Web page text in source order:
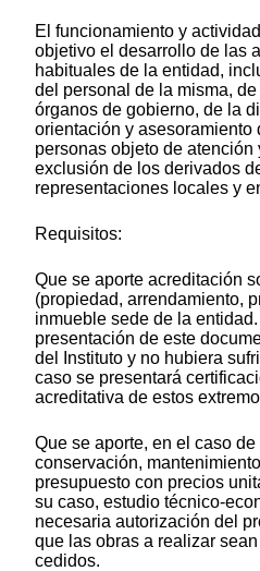
El funcionamiento y
objetivo el desarrollo de las
habituales de la entidad,
del personal de la misma,
órganos de gobierno, de la
orientación y
personas objeto de atención
exclusión de los derivados
representaciones locales y
Requisitos:
Que se aporte acreditación
(propiedad, arrendamiento,
inmueble sede de la
presentación de este
del Instituto y no hubiera
caso se presentará
acreditativa de estos
Que se aporte, en el caso
conservación,
presupuesto con precios
su caso, estudio técnico-
necesaria autorización del
que las obras a realizar
cedidos.